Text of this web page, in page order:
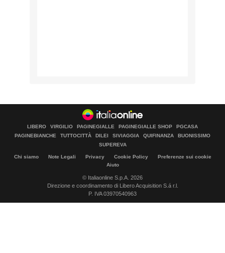
LIBERO VIRGILIO PAGINEGIALLE PAGINEGIALLE SHOP
PGCASA
PAGINEBIANCHE
TUTTOCITTÀ DILEI SIVIAGGIA QUIFINANZA
BUONISSIMO
SUPEREVA
Chi siamo Note Legali Privacy Cookie Policy
Preferenze sui cookie
Aiuto
© Italiaonline S.p.A. 2026
Direzione e coordinamento di Libero Acquisition S.á r.l.
P. IVA 03970540963